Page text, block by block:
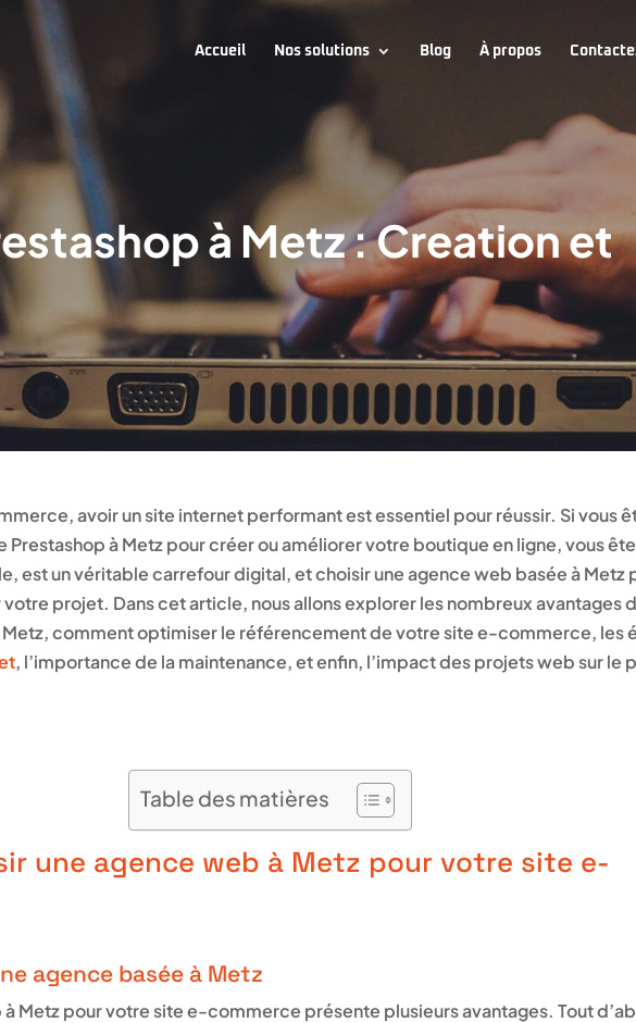
Accueil Nos solutions Blog À propos
à Metz : Creation et
avoir un site internet performant est essentiel pour réussir. Si vous
Prestashop à Metz pour créer ou améliorer votre boutique en ligne, vous
est un véritable carrefour digital, et choisir une agence web basée à Metz
projet. Dans cet article, nous allons explorer les nombreux avantages
Metz, comment optimiser le référencement de votre site e-commerce, les
, l’importance de la maintenance, et enfin, l’impact des projets web sur le
Table des matières
une agence web à Metz pour votre site e-
agence basée à Metz
Metz pour votre site e-commerce présente plusieurs avantages. Tout